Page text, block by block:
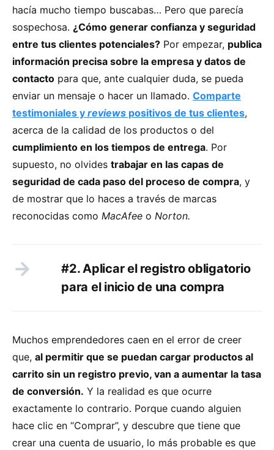
hacía mucho tiempo buscabas… Pero que parecía
sospechosa. ¿Cómo generar confianza y seguridad
entre tus clientes potenciales? Por empezar, publica
información precisa sobre la empresa y datos de
contacto para que, ante cualquier duda, se pueda
enviar un mensaje o hacer un llamado. Comparte
testimoniales y reviews positivos de tus clientes,
acerca de la calidad de los productos o del
cumplimiento en los tiempos de entrega. Por
supuesto, no olvides trabajar en las capas de
seguridad de cada paso del proceso de compra, y
de mostrar que lo haces a través de marcas
reconocidas como MacAfee o Norton.
#2. Aplicar el registro obligatorio
para el inicio de una compra
Muchos emprendedores caen en el error de creer
que, al permitir que se puedan cargar productos al
carrito sin un registro previo, van a aumentar la tasa
de conversión. Y la realidad es que ocurre
exactamente lo contrario. Porque cuando alguien
hace clic en “Comprar”, y descubre que tiene que
crear una cuenta de usuario, lo más probable es que